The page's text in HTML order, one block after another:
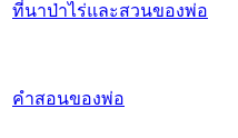
ที่นาป่าไร่และสวนของพ่อ
คำสอนของพ่อ